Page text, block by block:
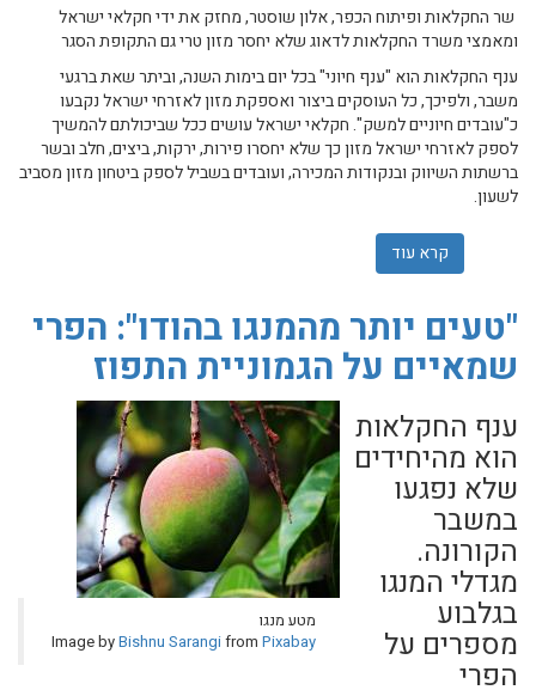
שר החקלאות ופיתוח הכפר, אלון שוסטר, מחזק את ידי חקלאי ישראל
ומאמצי משרד החקלאות לדאוג שלא יחסר מזון טרי גם התקופת הסגר
ענף החקלאות הוא "ענף חיוני" בכל יום בימות השנה, וביתר שאת ברגעי
משבר, ולפיכך, כל העוסקים ביצור ואספקת מזון לאזרחי ישראל נקבעו
כ"עובדים חיוניים למשק". חקלאי ישראל עושים ככל שביכולתם להמשיך
לספק לאזרחי ישראל מזון כך שלא יחסרו פירות, ירקות, ביצים, חלב ובשר
ברשתות השיווק ובנקודות המכירה, ועובדים בשביל לספק ביטחון מזון מסביב
לשעון.
קרא עוד
"טעים יותר מהמנגו בהודו": הפרי
שמאיים על הגמוניית התפוז
מטע מנגו
Image byBishnu Sarangifrom Pixabay
ענף החקלאות
הוא מהיחידים
שלא נפגעו
במשבר
הקורונה.
מגדלי המנגו
בגלבוע
מספרים על
הפרי